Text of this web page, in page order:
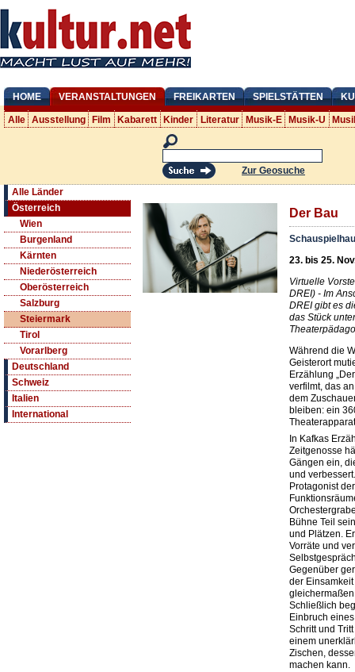
HOME VERANSTALTUNGEN FREIKARTEN SPIELSTÄTTEN
Alle Ausstellung Film Kabarett Kinder Literatur Musik-E Musik-U
Zur Geosuche
Alle Länder
Österreich
Wien
Burgenland
Kärnten
Niederösterreich
Oberösterreich
Salzburg
Steiermark
Tirol
Vorarlberg
Deutschland
Schweiz
Italien
International
Der Bau
23. bis 25.
Virtuelle
DREI) - Im
DREI gibt es
das Stück
Während die
Geisterort
Erzählung
verfilmt, das
dem
bleiben: ein
In Kafkas
Zeitgenosse
Gängen ein,
und
Protagonist
Bühne Teil
und Plätzen.
Vorräte und
Gegenüber
der
Schließlich
Einbruch
Schritt und
einem
Zischen,
machen kann.